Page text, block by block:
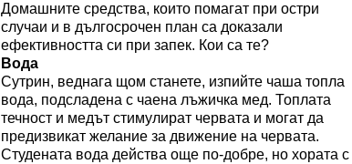
Домашните средства, които помагат при остри
случаи и в дългосрочен план са доказали
ефективността си при запек. Кои са те?
Вода
Сутрин, веднага щом станете, изпийте чаша топла
вода, подсладена с чаена лъжичка мед. Топлата
течност и медът стимулират червата и могат да
предизвикат желание за движение на червата.
Студената вода действа още по-добре, но хората с